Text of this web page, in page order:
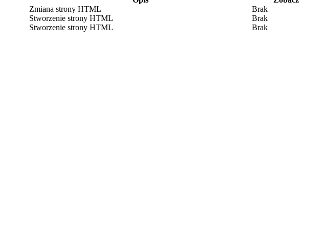
Zmiana strony HTML
Brak
Stworzenie strony HTML
Brak
Stworzenie strony HTML
Brak